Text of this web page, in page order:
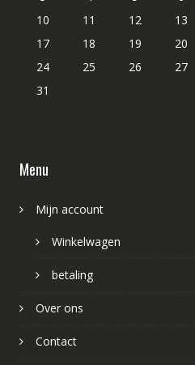
10
11 12 13
17
18 19 20
24
25 26 27
31
Menu
Mijn account
Winkelwagen
betaling
Over ons
Contact